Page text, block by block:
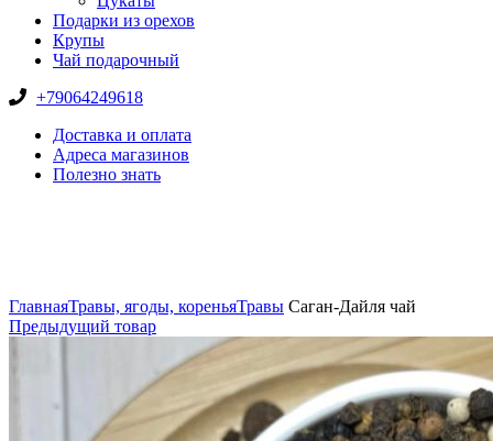
Подарки из орехов
Крупы
Чай подарочный
+79064249618
Доставка и оплата
Адреса магазинов
Полезно знать
ГлавнаяТравы, ягоды, кореньяТравы Саган-Дайля чай
Предыдущий товар